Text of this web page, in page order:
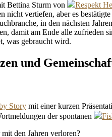
Bettina Sturm von Respekt
nicht vertiefen, aber es
in den nächsten
damit am Ende alle
was gebraucht wird.
und
Story mit einer kurzen
der spontanen
den Jahren verloren?